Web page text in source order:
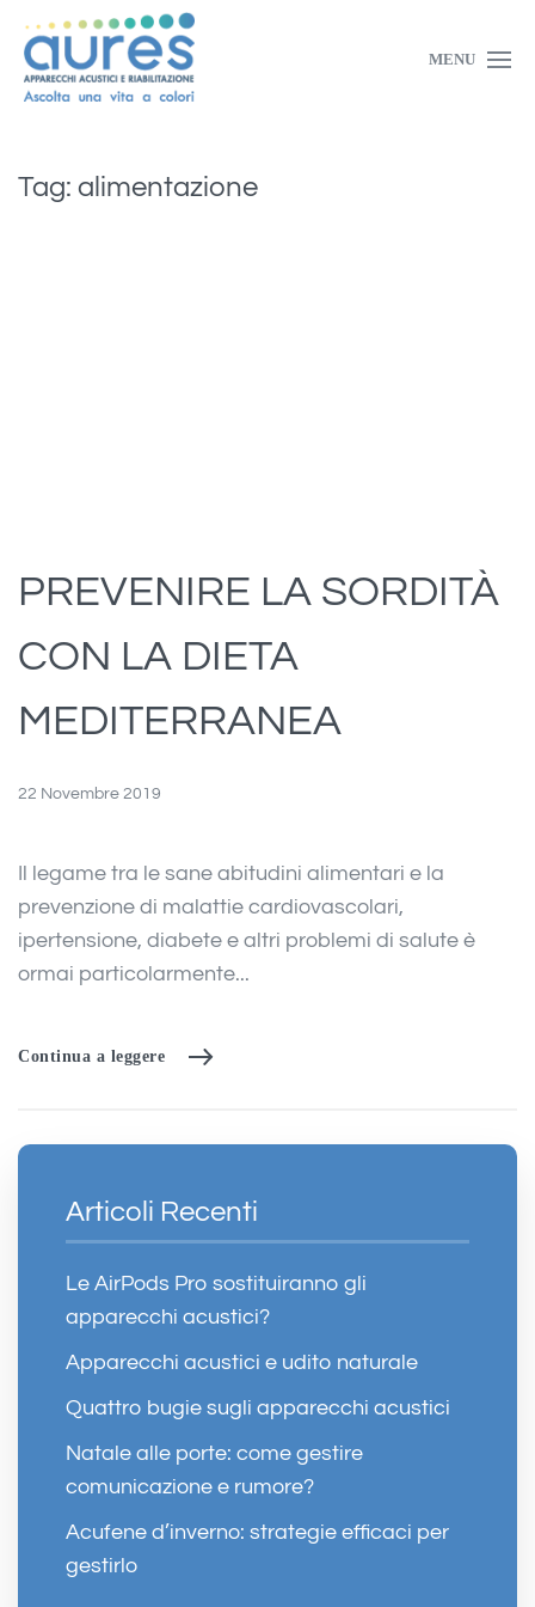
MENU
Tag: alimentazione
PREVENIRE LA SORDITÀ
CON LA DIETA
MEDITERRANEA
22 Novembre 2019
Il legame tra le sane abitudini alimentari e la
prevenzione di malattie cardiovascolari,
ipertensione, diabete e altri problemi di salute è
ormai particolarmente...
Continua a leggere
Articoli Recenti
Le AirPods Pro sostituiranno gli
apparecchi acustici?
Apparecchi acustici e udito naturale
Quattro bugie sugli apparecchi acustici
Natale alle porte: come gestire
comunicazione e rumore?
Acufene d’inverno: strategie efficaci per
gestirlo